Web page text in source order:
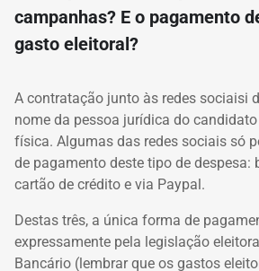
campanhas? E o pagamento
gasto eleitoral?
A contratação junto às redes sociaisi
nome da pessoa jurídica do
física. Algumas das redes sociais só
de pagamento deste tipo de despesa:
cartão de crédito e via Paypal.
Destas três, a única forma de
expressamente pela legislação
Bancário (lembrar que os gastos